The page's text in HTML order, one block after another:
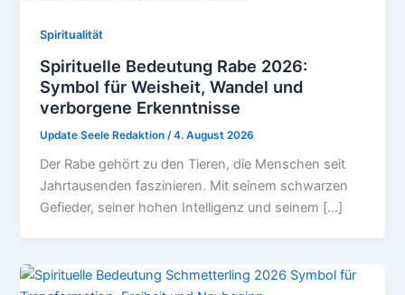
Spiritualität
Spirituelle Bedeutung Rabe 2026:
Symbol für Weisheit, Wandel und
verborgene Erkenntnisse
Update Seele Redaktion /4. August 2026
Der Rabe gehört zu den Tieren, die Menschen seit
Jahrtausenden faszinieren. Mit seinem schwarzen
Gefieder, seiner hohen Intelligenz und seinem […]